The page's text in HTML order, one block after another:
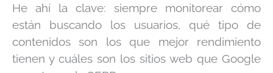
He ahí la clave: siempre monitorear cómo
están buscando los usuarios, qué tipo de
contenidos son los que mejor rendimiento
tienen y cuáles son los sitios web que Google